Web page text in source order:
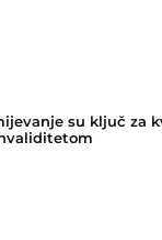
su ključ za